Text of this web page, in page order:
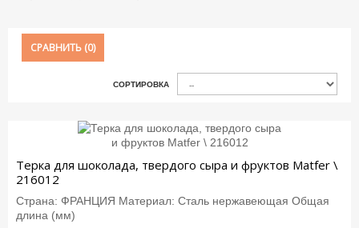
СРАВНИТЬ (0)
СОРТИРОВКА
Терка для шоколада, твердого сыра и фруктов Matfer \
216012
Страна: ФРАНЦИЯ Материал: Сталь нержавеющая Общая
длина (мм)